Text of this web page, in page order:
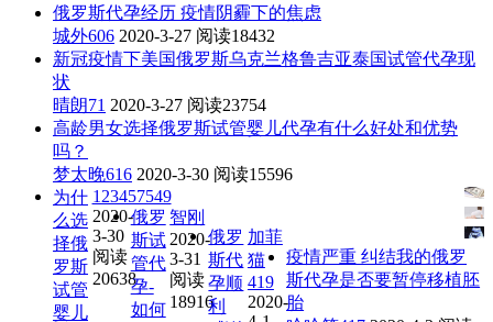
俄罗斯代孕经历 疫情阴霾下的焦虑
城外606 2020-3-27 阅读18432
新冠疫情下美国俄罗斯乌克兰格鲁吉亚泰国试管代孕现
状
晴朗71 2020-3-27 阅读23754
高龄男女选择俄罗斯试管婴儿代孕有什么好处和优势
吗？
梦太晚616 2020-3-30 阅读15596
为什
么选
择俄
罗斯
试管
婴儿
123457549
2020-
3-30
阅读
20638
俄罗
斯试
管代
孕-
如何
智刚
2020-
3-31
阅读
18916
俄罗
斯代
孕顺
利
加菲
猫
419
2020-
疫情严重 纠结我的俄罗
斯代孕是否要暂停移植胚
胎